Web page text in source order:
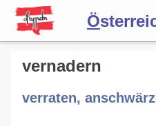
Ö
Wörterbuch
Forum
vernadern
verraten,